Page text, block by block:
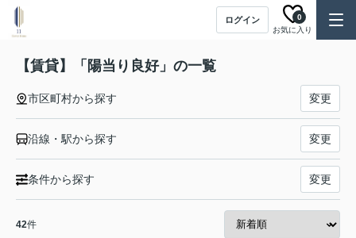
ログイン
お気に入り
0
【賃貸】「陽当り良好」の一覧
市区町村から探す 変更
沿線・駅から探す 変更
条件から探す 変更
42件